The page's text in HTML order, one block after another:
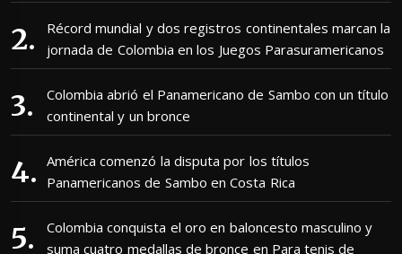
Récord mundial y dos registros continentales marcan la
jornada de Colombia en los Juegos Parasuramericanos
Colombia abrió el Panamericano de Sambo con un título
continental y un bronce
América comenzó la disputa por los títulos
Panamericanos de Sambo en Costa Rica
Colombia conquista el oro en baloncesto masculino y
suma cuatro medallas de bronce en Para tenis de